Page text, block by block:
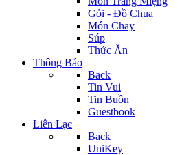
Gỏi - Đồ Chua
Món Chay
Súp
Thức Ăn
Thông Báo
Back
Tin Vui
Tin Buồn
Guestbook
Liên Lạc
Back
UniKey